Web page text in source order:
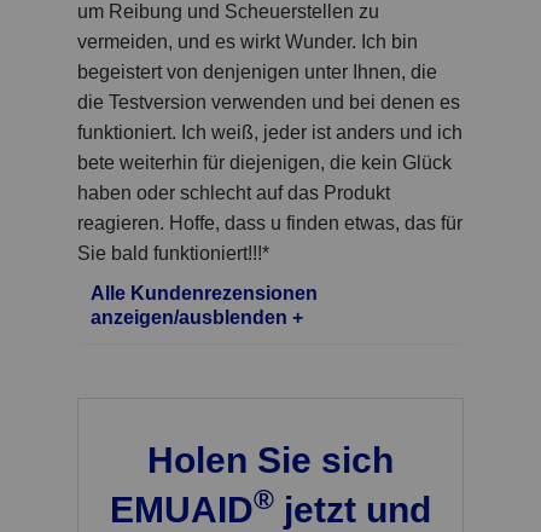
um Reibung und Scheuerstellen zu
vermeiden, und es wirkt Wunder. Ich bin
begeistert von denjenigen unter Ihnen, die
die Testversion verwenden und bei denen es
funktioniert. Ich weiß, jeder ist anders und ich
bete weiterhin für diejenigen, die kein Glück
haben oder schlecht auf das Produkt
reagieren. Hoffe, dass u finden etwas, das für
Sie bald funktioniert!!!*
Alle Kundenrezensionen
anzeigen/ausblenden +
Holen Sie sich
EMUAID® jetzt und